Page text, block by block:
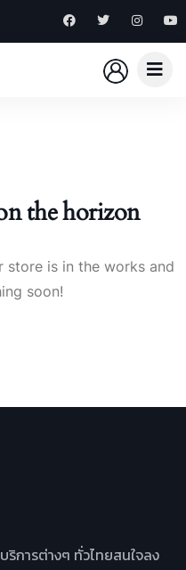
the horizon
store is in the works and
soon!
ริการต่างๆ ทั่วไทยสนใจลง